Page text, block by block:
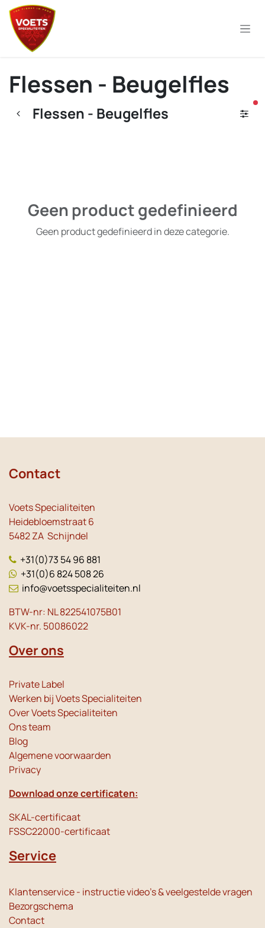
Overslaan naar inhoud
Flessen - Beugelfles
Flessen - Beugelfles
Geen product gedefinieerd
Geen product gedefinieerd in deze categorie.
Contact
Voets Specialiteiten
Heidebloemstraat 6
5482 ZA Schijndel
+31(0)73 54 96 881
+31(0)6 824 508 26
info@voetsspecialiteiten.nl
BTW-nr: NL 822541075B01
KVK-nr. 50086022
Over ons
Private Label
Werken bij Voets Specialiteiten
Over Voets Specialiteiten
Ons team
Blog
Algemene voorwaarden
Privacy
Download onze certificaten:
SKAL-certificaat
FSSC22000-certificaat
Service
Klantenservice - instructie video's & veelgestelde vragen
Bezorgschema
Contact